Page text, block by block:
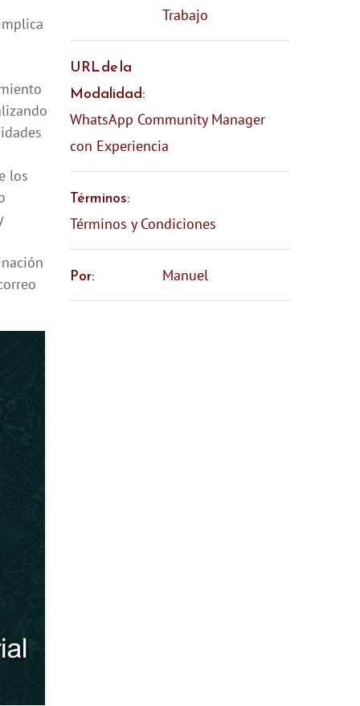
los
Trabajo
URL de la
Modalidad:
WhatsApp Community Manager
con Experiencia
Términos:
Términos y Condiciones
Por: Manuel